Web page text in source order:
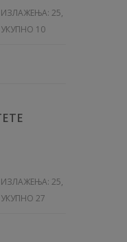
25,
УКУПНО 10
25,
УКУПНО 27